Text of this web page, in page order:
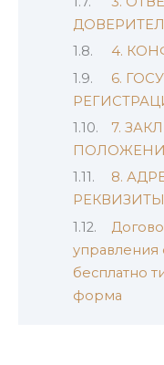
4.
6.
7.
8.
управления
бесплатно
форма